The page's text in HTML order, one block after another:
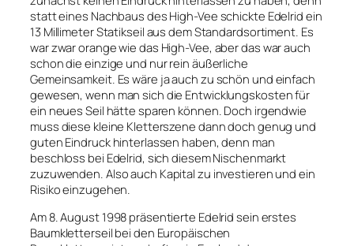
statt eines Nachbaus des High-Vee schickte Edelrid ein
13 Millimeter Statikseil aus dem Standardsortiment. Es
war zwar orange wie das High-Vee, aber das war auch
schon die einzige und nur rein äußerliche
Gemeinsamkeit. Es wäre ja auch zu schön und einfach
gewesen, wenn man sich die Entwicklungskosten für
ein neues Seil hätte sparen können. Doch irgendwie
muss diese kleine Kletterszene dann doch genug und
guten Eindruck hinterlassen haben, denn man
beschloss bei Edelrid, sich diesem Nischenmarkt
zuzuwenden. Also auch Kapital zu investieren und ein
Risiko einzugehen.
Am 8. August 1998 präsentierte Edelrid sein erstes
Baumkletterseil bei den Europäischen